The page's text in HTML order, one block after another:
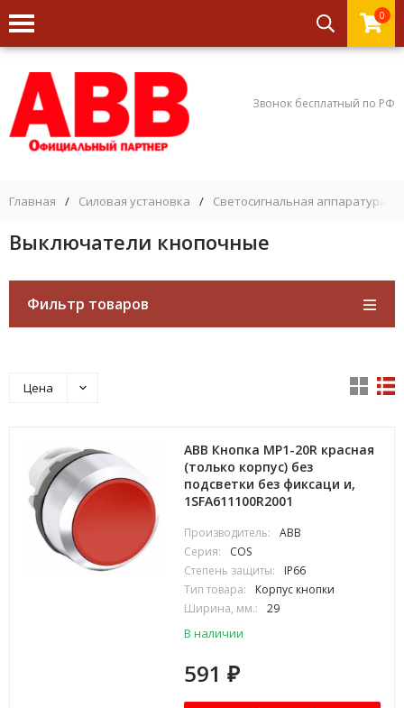
0
Звонок бесплатный по РФ
Главная / Силовая установка / Светосигнальная аппаратура
Выключатели кнопочные
Фильтр товаров
Цена
ABB Кнопка MP1-20R красная
(только корпус) без
подсветки без фиксаци и,
1SFA611100R2001
Производитель:
ABB
Серия:
COS
Степень защиты:
IP66
Тип товара:
Корпус кнопки
Ширина, мм.:
29
В наличии
591₽